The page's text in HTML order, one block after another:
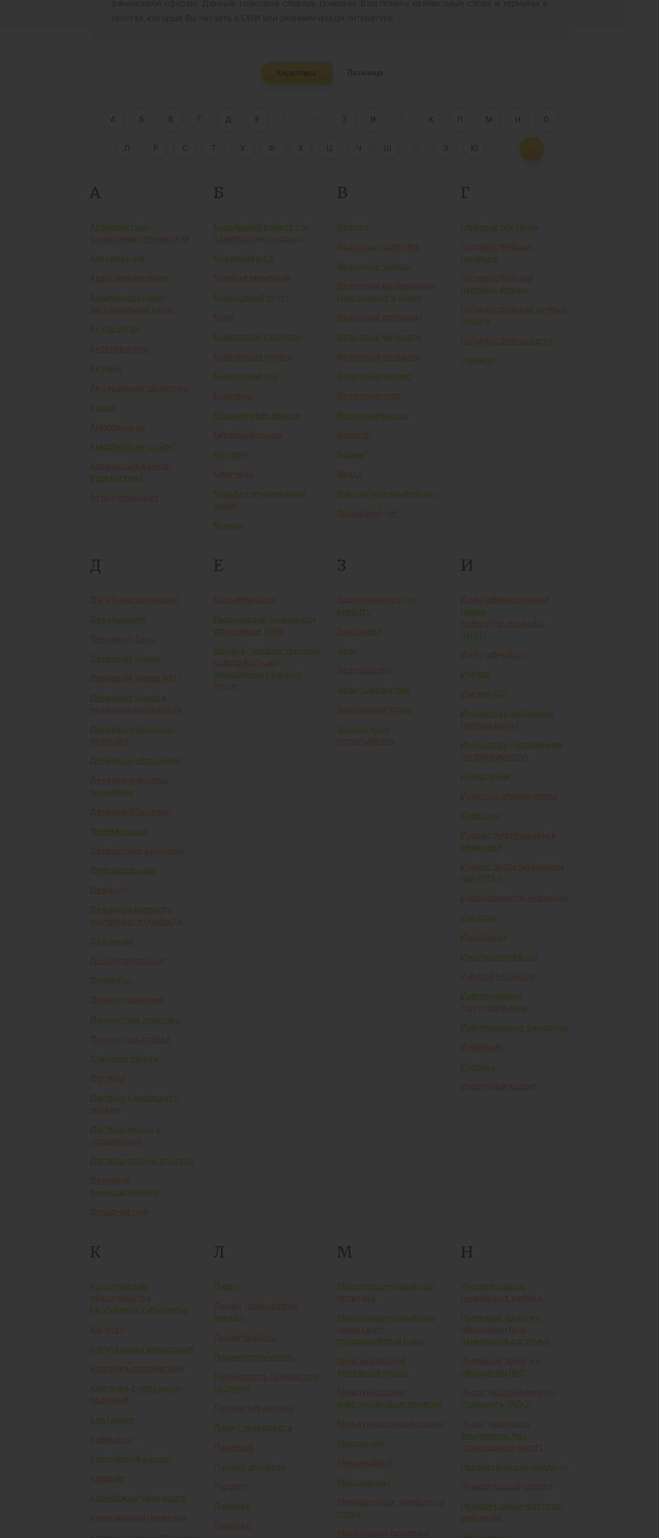
Кириллица Латиница
А Б В Г Д Е З И К Л М Н О
П Р С Т У Ф Х Ц Ч Ш Э Ю
А
Аббревиатура
финансовых технологий
Авторизация
Агент финансовый
Административно
регулируемые цены
Аккредитив
Акселераторы
Активы
Акционерное общество
Акция
Амортизация
Амортизация (износ)
Ассоциация банков
Узбекистана
Аутентификация
Б
Базельский комитет по
банковскому надзору
Базисный риск
Базовая инфляция
Балансовый отчет
Банк
Банковская гарантия
Банковская группа
Банковский счет
Банкомат
Безналичные деньги
Биржевой рынок
Биткоин
Блокчейн
Борьба с отмыванием
денег
Брокер
В
Валюта
Валютная политика
Валютные запасы
Валютные интервенции
Центрального банка
Валютные операции
Валютные ценности
Валютный контроль
Валютный кризис
Валютный курс
Валютный рынок
Вексель
Вишинг
Вклад
Внешнеторговый оборот
Временной лаг
Г
Глубокое обучение
Государственная
пошлина
Государственные
целевые фонды
Государственные ценные
бумаги
Государственный долг
Гудвилл
Д
Дата валютирования
Девальвация
Денежная база
Денежная масса
Денежная масса (М1)
Денежная масса в
национальной валюте
Денежно-кредитная
политика
Денежное обращение
Денежные доходы
населения
Денежный перевод
Деноминация
Депозитные аукционы
Депонирование
Дефицит
Дефлятор валового
внутреннего продукта
Дефляция
Децентрализация
Дивиденд
Дисконтирование
Дисконтная политика
Дисконтная ставка
Длинные деньги
Договор
Договор банковского
вклада
Договор личного
страхования
Договор поручительства
Долговое
финансирование
Доход чистый
Е
Еврооблигация
Европейское банковское
управление (EBA)
Единый государственный
реестр выпуска
эмиссионных ценных
бумаг
З
Задолженность по
кредиту
Закладная
Залог
Залогодатель
Залогодержатель
Заработная плата
Защита прав
потребителей
И
Идентификационный
номер
налогоплательщика
(ИНН)
Идентификация
Импорт
Импорт CIF
Имущество движимое
(движимость)
Имущество недвижимое
(недвижимость)
Инвестиции
Инвестиционный спрос
Инвестор
Индекс инфляционных
ожиданий
Индекс потребительских
цен (ИПЦ)
Инерционность инфляции
Инкассо
Инновация
Иностранный банк
Интернет-банкинг
Инфляционное
таргетирование
Инфляционные ожидания
Инфляция
Ипотека
Ипотечный кредит
К
Казначейские
обязательства
Республики Узбекистан
Капитал
Капитальная инвестиция
Карточка пластиковая
Карточка с образцами
подписей
Квитанция
Киберриск
Кластерный анализ
Клиринг
Кобейджинговая карта
Комплексная проверка
Л
Либор
Лизинг (финансовая
аренда)
Лизингодатель
Лизингополучатель
Ликвидность банковской
системы
Ликвидные активы
Лимит овердрафта
Лицензия
Личные финансы
Логотип
Ломбард
Ломбард
М
Макропруденциальная
политика
Макропруденциальные
меры (англ.
macroprudential policy)
Межбанковский
денежный рынок
Международная
инвестиционная позиция
Международные резервы
Микрозайм
Микрокредит
Микролизинг
Минимальная заработная
плата
Монетарная политика
Н
Накопительная
пенсионная книжка
Наличные деньги в
обращении (вне
банковской системы)
Наличные деньги в
обращении (М0)
Налог на добавленную
стоимость (НДС)
Налог на доходы
физических лиц
(подоходный налог)
Недействующие кредиты
Немонетарное золото
Немонетарные факторы
инфляции